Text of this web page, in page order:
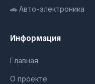
🚗 Авто-электроника
Информация
Главная
О проекте